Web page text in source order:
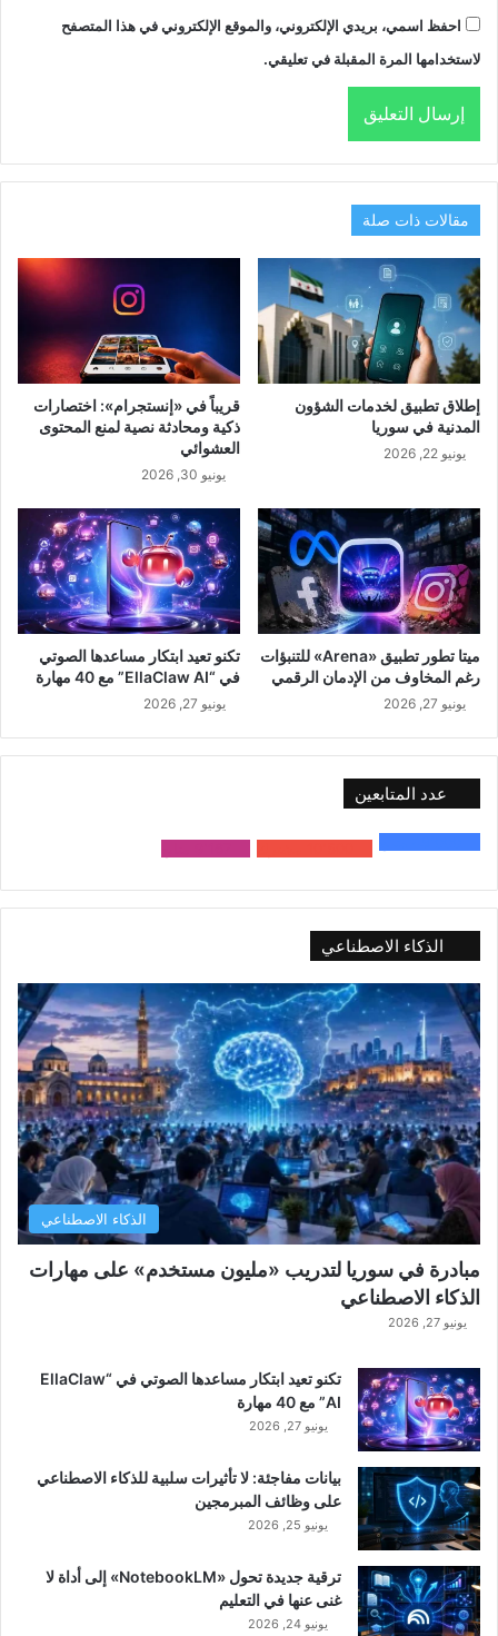
احفظ اسمي، بريدي الإلكتروني، والموقع الإلكتروني في هذا المتصفح
لاستخدامها المرة المقبلة في تعليقي.
مقالات ذات صلة
إطلاق تطبيق لخدمات الشؤون
المدنية في سوريا
يونيو 22, 2026
قريباً في «إنستجرام»: اختصارات
ذكية ومحادثة نصية لمنع المحتوى
العشوائي
يونيو 30, 2026
ميتا تطور تطبيق «Arena» للتنبؤات
رغم المخاوف من الإدمان الرقمي
يونيو 27, 2026
تكنو تعيد ابتكار مساعدها الصوتي
في “EllaClaw AI” مع 40 مهارة
يونيو 27, 2026
عدد المتابعين
الذكاء الاصطناعي
الذكاء الاصطناعي
مبادرة في سوريا لتدريب «مليون مستخدم» على مهارات
الذكاء الاصطناعي
يونيو 27, 2026
تكنو تعيد ابتكار مساعدها الصوتي في “EllaClaw
AI” مع 40 مهارة
يونيو 27, 2026
بيانات مفاجئة: لا تأثيرات سلبية للذكاء الاصطناعي
على وظائف المبرمجين
يونيو 25, 2026
ترقية جديدة تحول «NotebookLM» إلى أداة لا
غنى عنها في التعليم
يونيو 24, 2026